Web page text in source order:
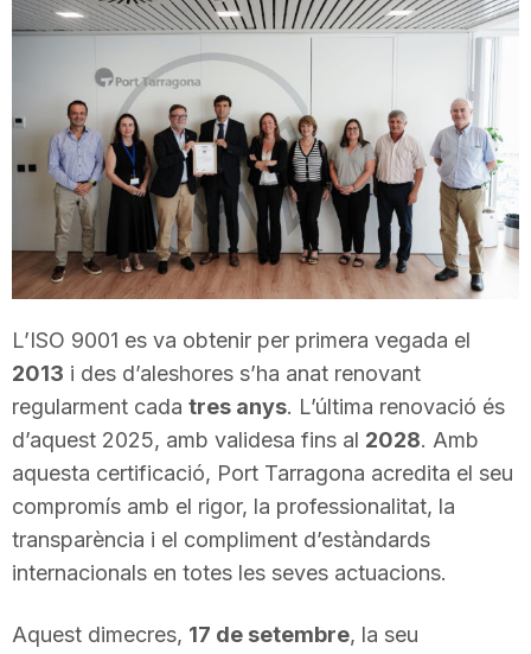
T
a
r
a
L’ISO 9001 es va obtenir per primera vegada el
2013 i des d’aleshores s’ha anat renovant
regularment cada tres anys. L’última renovació és
d’aquest 2025, amb validesa fins al 2028. Amb
aquesta certificació, Port Tarragona acredita el seu
compromís amb el rigor, la professionalitat, la
transparència i el compliment d’estàndards
internacionals en totes les seves actuacions.
Aquest dimecres, 17 de setembre, la seu